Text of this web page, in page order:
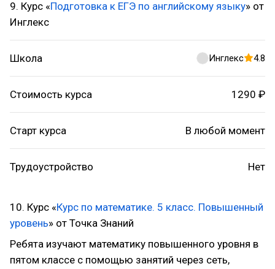
9. Курс «Подготовка к ЕГЭ по английскому языку» от
Инглекс
Школа Инглекс 4.8
Стоимость курса 1290 ₽
Старт курса В любой момент
Трудоустройство Нет
10. Курс «Курс по математике. 5 класс. Повышенный
уровень» от Точка Знаний
Ребята изучают математику повышенного уровня в
пятом классе с помощью занятий через сеть,